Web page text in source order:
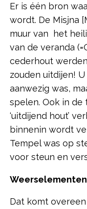
Er is één bron
wordt. De Misjna
muur van het
van de veranda
cederhout
zouden uitdijen!
aanwezig was,
spelen. Ook in de
‘uitdijend hout’
binnenin wordt
Tempel was op
voor steun en
Weerselementen
Dat komt